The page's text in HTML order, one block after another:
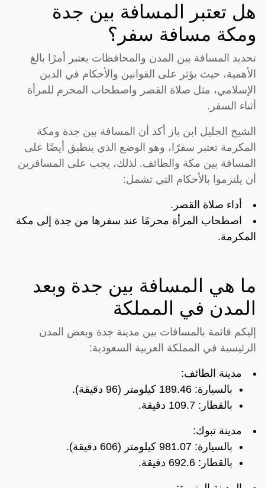
هل تعتبر المسافة بين جدة
ومكة مسافة سفر؟
تحديد المسافة بين المدن والمحافظات يعتبر أمرًا بالغ
الأهمية، حيث يؤثر على القوانين والأحكام في الدين
الإسلامي، مثل صلاة القصر واصطحاب المحرم للمرأة
أثناء السفر.
الشيخ الجليل ابن باز أكد أن المسافة بين جدة ومكة
المكرمة تعتبر سفرًا، وهو الوضع الذي ينطبق أيضًا على
المسافة بين مكة والطائف. لذلك، يجب على المسافرين
أن يلتزموا بالأحكام التي تشمل:
أداء صلاة القصر.
اصطحاب المرأة محرمًا عند سفرها من جدة إلى مكة
المكرمة.
ما هي المسافة بين جدة وبعد
المدن في المملكة
إليكم قائمة بالمسافات بين مدينة جدة وبعض المدن
الرئيسية في المملكة العربية السعودية:
مدينة الطائف:
بالسيارة: 189.46 كيلومتر (96 دقيقة).
بالقطار: 109.7 دقيقة.
مدينة تبوك:
بالسيارة: 981.07 كيلومتر (606 دقيقة).
بالقطار: 692.6 دقيقة.